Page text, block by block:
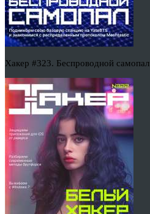
Хакер #323. Беспроводной самопал